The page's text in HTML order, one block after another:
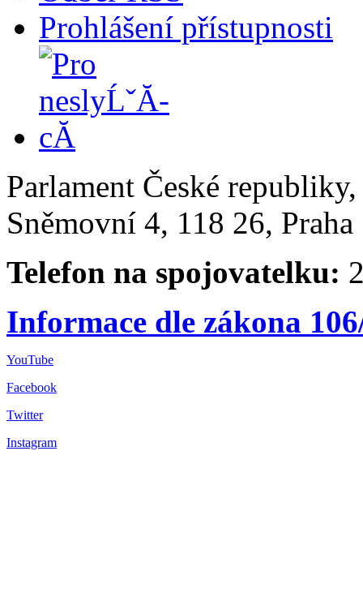
Prohlášení přístupnosti
Parlament České
Sněmovní 4, 118 26,
Telefon na spojovatelku:
Informace dle zákona
YouTube
Facebook
Twitter
Instagram